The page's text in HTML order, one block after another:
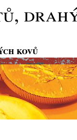
kovů